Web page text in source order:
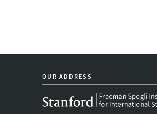
OUR ADDRESS